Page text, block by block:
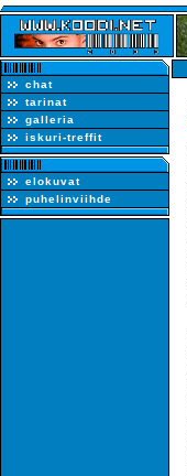
chat
tarinat
galleria
iskuri-treffit
elokuvat
puhelinviihde